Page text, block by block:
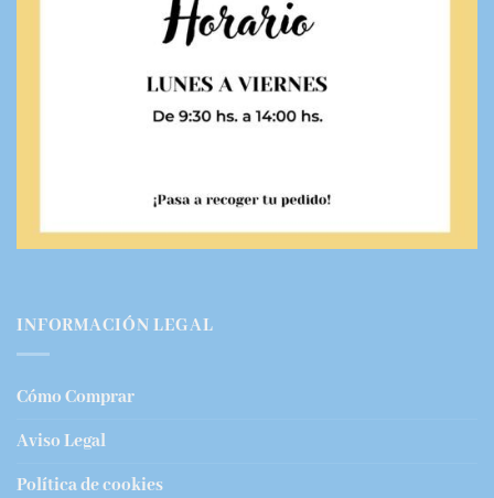
INFORMACIÓN LEGAL
Cómo Comprar
Aviso Legal
Política de cookies